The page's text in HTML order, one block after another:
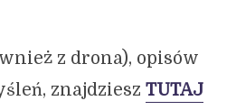
z drona), opisów
znajdziesz TUTAJ